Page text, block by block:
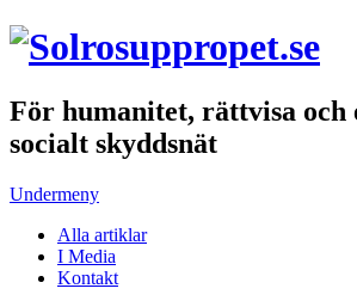
För humanitet, rättvisa och
socialt skyddsnät
Undermeny
Alla artiklar
I Media
Kontakt